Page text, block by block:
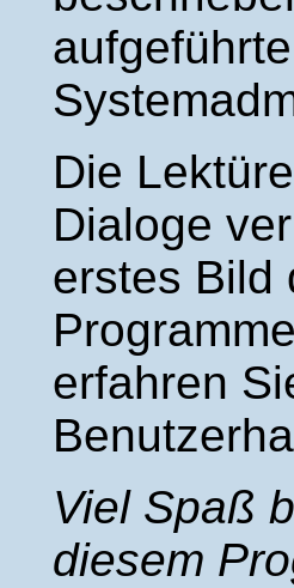
Die
Dialoge
erstes Bild
erfahren
Viel Spaß
diesem